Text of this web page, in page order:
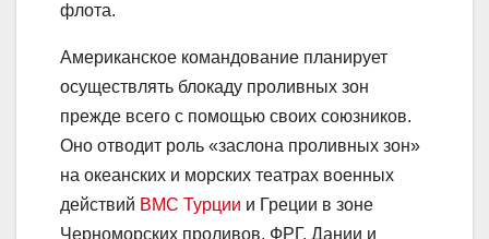
флота.
Американское командование планирует
осуществлять блокаду проливных зон
прежде всего с помощью своих союзников.
Оно отводит роль «заслона проливных зон»
на океанских и морских театрах военных
действий ВМС Турции и Греции в зоне
Черноморских проливов, ФРГ, Дании и